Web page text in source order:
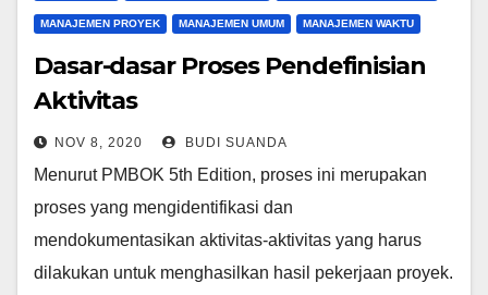
MANAJEMEN PROYEK MANAJEMEN UMUM MANAJEMEN WAKTU
Dasar-dasar Proses Pendefinisian
Aktivitas
NOV 8, 2020 BUDI SUANDA
Menurut PMBOK 5th Edition, proses ini merupakan
proses yang mengidentifikasi dan
mendokumentasikan aktivitas-aktivitas yang harus
dilakukan untuk menghasilkan hasil pekerjaan proyek.